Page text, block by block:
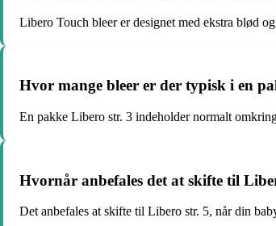
Libero Touch bleer er designet med ekstra blød
Hvor mange bleer er der typisk i en
En pakke Libero str. 3 indeholder normalt
Hvornår anbefales det at skifte til
Det anbefales at skifte til Libero str. 5, når din